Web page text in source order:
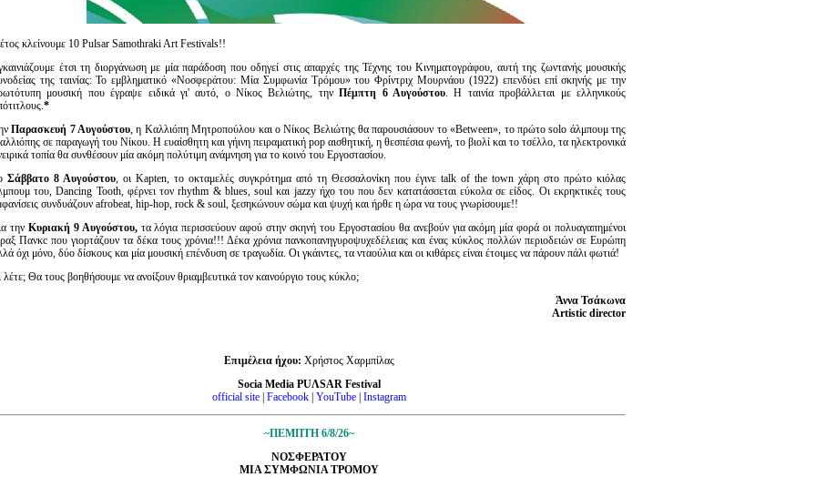
κλείνουμε 10 Pulsar Samothraki Art Festivals!!
έτσι τη διοργάνωση με μία παράδοση που οδηγεί στις απαρχές της Τέχνης του Κινηματογράφου, αυτή της ζωντανής μουσικής
της ταινίας: Το εμβληματικό «Νοσφεράτου: Μία Συμφωνία Τρόμου» του Φρίντριχ Μουρνάου (1922) επενδύει επί σκηνής με την
μουσική που έγραψε ειδικά γι' αυτό, ο Νίκος Βελιώτης, τηνΠέμπτη 6 Αυγούστου . H ταινία προβάλλεται με ελληνικούς
*
Παρασκευή 7 Αυγούστου , η Καλλιόπη Μητροπούλου και ο Νίκος Βελιώτης θα παρουσιάσουν το «Βetween», το πρώτο solo άλμπουμ της
σε παραγωγή του Νίκου. Η ευαίσθητη και γήινη πειραματική pop αισθητική, η θεσπέσια φωνή, τo βιολί και το τσέλλο, τα ηλεκτρονικά
τοπία θα συνθέσουν μία ακόμη πολύτιμη ανάμνηση για το κοινό του Εργοστασίου.
Σάββατο 8 Αυγούστου , οι Kapten, το οκταμελές συγκρότημα από τη Θεσσαλονίκη που έγινε talk of the town χάρη στο πρώτο κιόλας
του, Dancing Tooth, φέρνει τον rhythm & blues, soul και jazzy ήχο του που δεν κατατάσσεται εύκολα σε είδος. Οι εκρηκτικές τους
συνδυάζουν afrobeat, hip-hop, rock & soul, ξεσηκώνουν σώμα και ψυχή και ήρθε η ώρα να τους γνωρίσουμε!!
την Κυριακή 9 Αυγούστου,τα λόγια περισσεύουν αφού στην σκηνή του Εργοστασίου θα ανεβούν για ακόμη μία φορά οι πολυαγαπημένοι
Πανκc που γιορτάζουν τα δέκα τους χρόνια!!! Δέκα χρόνια πανκοπανηγυροψυχεδέλειας και ένας κύκλος πολλών περιοδειών σε Ευρώπη
όχι μόνο, δύο δίσκους και μία μουσική επένδυση σε τραγωδία. Οι γκάιντες, τα νταούλια και οι κιθάρες είναι έτοιμες να πάρουν πάλι φωτιά!
λέτε; Θα τους βοηθήσουμε να ανοίξουν θριαμβευτικά τον καινούργιο τους κύκλο;
Άννα Τσάκωνα
Artistic director
Επιμέλεια ήχου: Χρήστος Χαρμπίλας
Socia Media PUΛSAR Festival
official site| Facebook | YouTube | Instagram
~ΠΕΜΠΤΗ 6/8/26~
ΝΟΣΦΕΡΑΤΟΥ
ΜΙΑ ΣΥΜΦΩΝΙΑ ΤΡΟΜΟΥ